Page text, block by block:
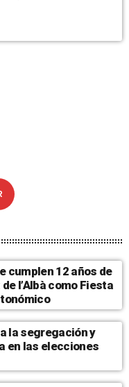
para las
cumplen 12 años de
l’Albà como Fiesta
la segregación y
en las elecciones